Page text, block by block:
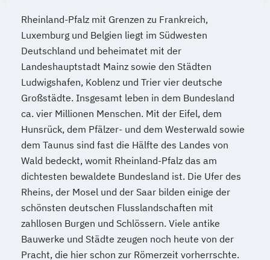
Pädagogik Bildungsberatung und Leitung
Robotics (DE/EN)
Social Media
Softwareentwicklung (DE/EN)
Soziale Arbeit
Soziale Arbeit Schwerpunkt Kinder und
Jugendliche
Sozialmanagement
Sozialpädagogik und Inklusion
Sportmanagement
Supply Chain Management
Tourismusmanagement UX Design
Umweltingenieurwesen Vertragsrecht
Wirtschaftsinformatik (DE/EN)
Wirtschaftsingenieurwesen
Wirtschaftsingenieurwesen (DE/EN)
Rheinland-Pfalz mit Grenzen zu Frankreich,
Luxemburg und Belgien liegt im Südwesten
Deutschland und beheimatet mit der
Landeshauptstadt Mainz sowie den Städten
Ludwigshafen, Koblenz und Trier vier deutsche
Großstädte. Insgesamt leben in dem Bundesland
ca. vier Millionen Menschen. Mit der Eifel, dem
Hunsrück, dem Pfälzer- und dem Westerwald sowie
dem Taunus sind fast die Hälfte des Landes von
Wald bedeckt, womit Rheinland-Pfalz das am
dichtesten bewaldete Bundesland ist. Die Ufer des
Rheins, der Mosel und der Saar bilden einige der
schönsten deutschen Flusslandschaften mit
zahllosen Burgen und Schlössern. Viele antike
Bauwerke und Städte zeugen noch heute von der
Pracht, die hier schon zur Römerzeit vorherrschte.